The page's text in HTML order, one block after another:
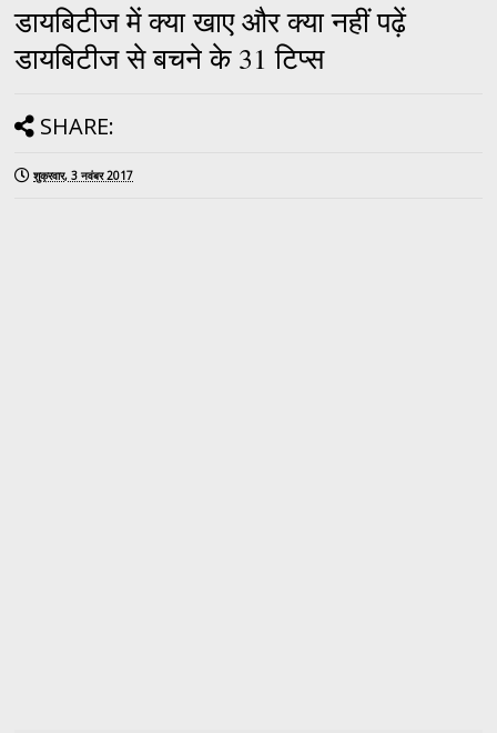
डायबिटीज में क्या खाए और क्या नहीं पढ़ें
डायबिटीज से बचने के 31 टिप्स
SHARE:
शुक्रवार, 3 नवंबर 2017